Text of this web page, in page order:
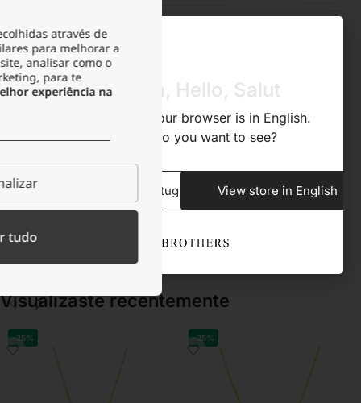
ACONDICIONAMENTO
TIPO DE FECHO Mosquetão
COR
Descrição
Visualizaste recentemente​
-25% -25%
através de
para melhorar a
analisar como o
para te
experiência na
tudo
Olá, Hola, Hello, Salut
We noticed that your browser is in English.
What store do you want to see?
View store in Portuguese View store in English